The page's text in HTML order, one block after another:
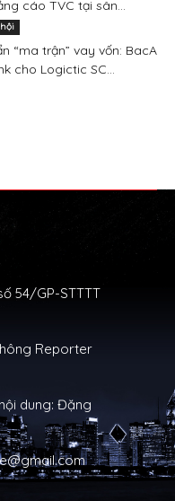
cáo TVC tại sân...
“ma trận” vay vốn: BacA
cho Logictic SC...
54/GP-STTTT
Reporter
dung: Đặng